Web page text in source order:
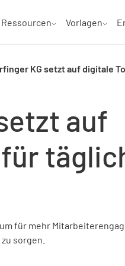
Ressourcen Vorlagen
KG setzt auf digitale
auf
für mehr
sorgen.